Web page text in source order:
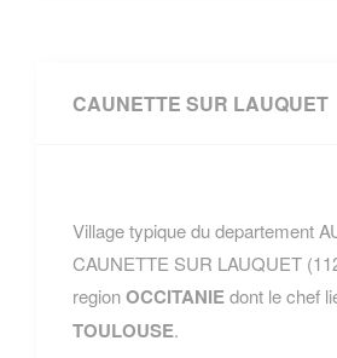
CAUNETTE SUR LAUQUET
Village typique du departement
CAUNETTE SUR LAUQUET
regionOCCITANIEdont le chef
TOULOUSE.